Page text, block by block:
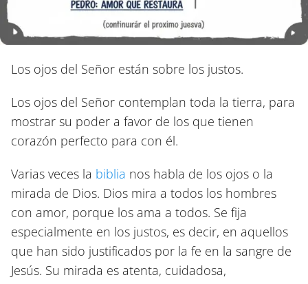
Los ojos del Señor están sobre los justos.
Los ojos del Señor contemplan toda la tierra, para
mostrar su poder a favor de los que tienen
corazón perfecto para con él.
Varias veces la biblia nos habla de los ojos o la
mirada de Dios. Dios mira a todos los hombres
con amor, porque los ama a todos. Se fija
especialmente en los justos, es decir, en aquellos
que han sido justificados por la fe en la sangre de
Jesús. Su mirada es atenta, cuidadosa,